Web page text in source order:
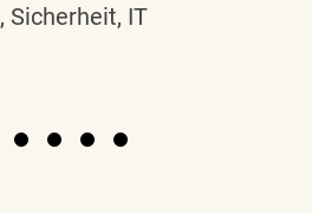
, Sicherheit, IT